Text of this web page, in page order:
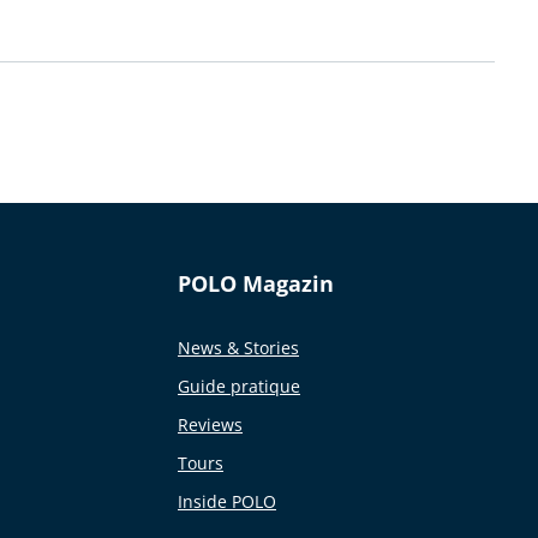
POLO Magazin
News & Stories
Guide pratique
Reviews
Tours
Inside POLO